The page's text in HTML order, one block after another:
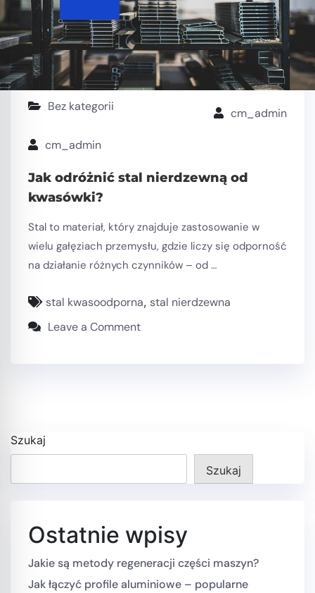
Bez kategorii cm_admin
cm_admin
Jak odróżnić stal nierdzewną od
kwasówki?
Stal to materiał, który znajduje zastosowanie w
wielu gałęziach przemysłu, gdzie liczy się odporność
na działanie różnych czynników – od …
stal kwasoodporna, stal nierdzewna
Leave a Comment
Szukaj
Szukaj
Ostatnie wpisy
Jakie są metody regeneracji części maszyn?
Jak łączyć profile aluminiowe – popularne